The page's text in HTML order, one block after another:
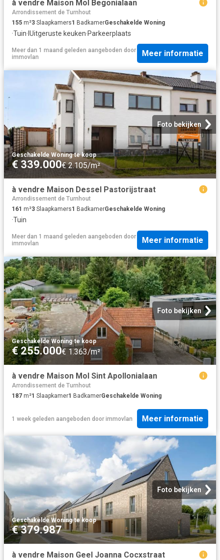
à vendre Maison Mol Begonialaan
Arrondissement de Turnhout
155 m²3 Slaapkamers1 BadkamerGeschakelde Woning
·Tuin· IUitgeruste keuken·Parkeerplaats
Meer dan 1 maand geleden aangeboden door
immovlan
Meer informatie
Foto bekijken
Geschakelde Woning·te koop
€ 339.000€ 2.105/m²
à vendre Maison Dessel Pastorijstraat
Arrondissement de Turnhout
161 m²3 Slaapkamers1 BadkamerGeschakelde Woning
·Tuin
Meer dan 1 maand geleden aangeboden door
immovlan
Meer informatie
Foto bekijken
Geschakelde Woning·te koop
€ 255.000€ 1.363/m²
à vendre Maison Mol Sint Apollonialaan
Arrondissement de Turnhout
187 m²1 Slaapkamer1 BadkamerGeschakelde Woning
1 week geleden aangeboden door immovlan Meer informatie
Foto bekijken
Geschakelde Woning·te koop
€ 379.987
à vendre Maison Geel Joanna Cocxstraat